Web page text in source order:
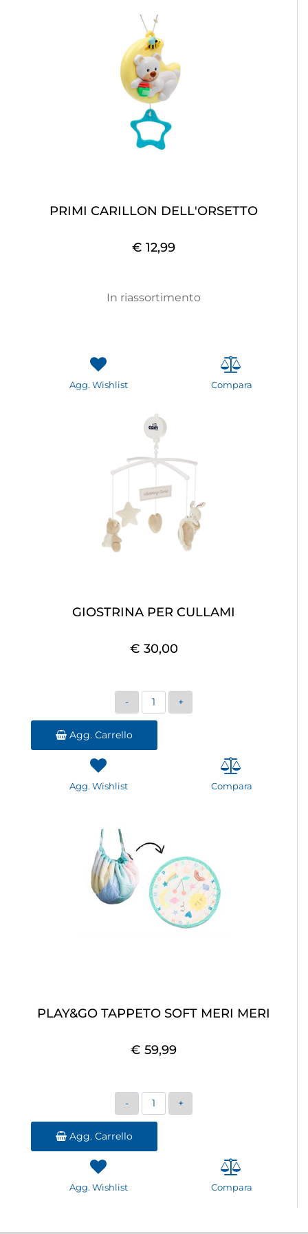
PRIMI CARILLON DELL'ORSETTO
€ 12,99
In riassortimento
Agg. Wishlist Compara
GIOSTRINA PER CULLAMI
€ 30,00
Quantità
Agg. Carrello
Agg. Wishlist Compara
PLAY&GO TAPPETO SOFT MERI MERI
€ 59,99
Quantità
Agg. Carrello
Agg. Wishlist Compara